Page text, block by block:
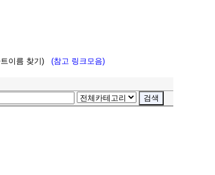
이름 찾기) (참고 링크모음)